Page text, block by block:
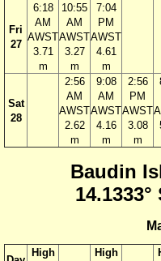
Fri
27
6:18
AM
AWST
3.71
m
10:55
AM
AWST
3.27
m
7:04
PM
AWST
4.61
m
Sat
28
2:56
AM
AWST
2.62
m
9:08
AM
AWST
4.16
m
2:56
PM
AWST
3.08
m
Baudin
14.1333°
High
High